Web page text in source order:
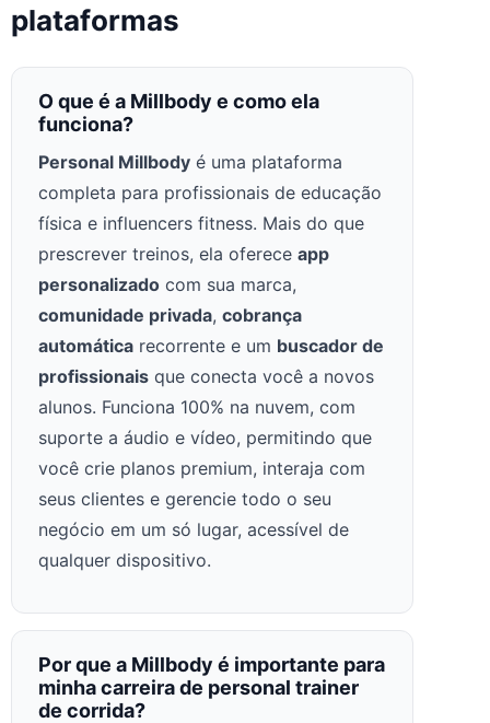
plataformas
O que é a Millbody e como ela
funciona?
Personal Millbody é uma plataforma
completa para profissionais de educação
física e influencers fitness. Mais do que
prescrever treinos, ela oferece app
personalizado com sua marca,
comunidade privada, cobrança
automática recorrente e um buscador de
profissionais que conecta você a novos
alunos. Funciona 100% na nuvem, com
suporte a áudio e vídeo, permitindo que
você crie planos premium, interaja com
seus clientes e gerencie todo o seu
negócio em um só lugar, acessível de
qualquer dispositivo.
Por que a Millbody é importante para
minha carreira de personal trainer
de corrida?